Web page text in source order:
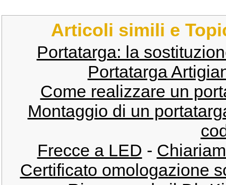
Articoli simili e
Portatarga: la
Portatarga
Come realizzare un
Montaggio di un
Frecce a LED -
Certificato omologazione